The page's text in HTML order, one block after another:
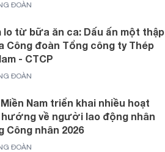
ĐOÀN
lo từ bữa ăn ca: Dấu ấn một thập
Công đoàn Tổng công ty Thép
- CTCP
ĐOÀN
Nam triển khai nhiều hoạt
về người lao động nhân
Công nhân 2026
ĐOÀN